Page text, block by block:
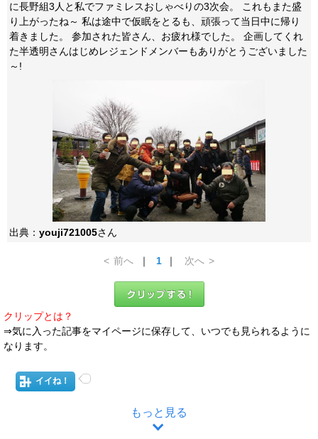
に長野組3人と私でファミレスおしゃべりの3次会。 これもまた盛
り上がったね～ 私は途中で仮眠をとるも、頑張って当日中に帰り
着きました。 参加された皆さん、お疲れ様でした。 企画してくれ
た半透明さんはじめレジェンドメンバーもありがとうございました
～!
出典： youji721005さん
< 前へ ｜ 1 ｜ 次へ >
クリップとは？
⇒気に入った記事をマイページに保存して、いつでも見られるように
なります。
イイね！
もっと見る